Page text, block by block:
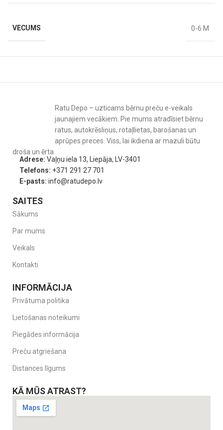
VECUMS 0-6 M
Ratu Depo – uzticams bērnu preču e-veikals
jaunajiem vecākiem. Pie mums atradīsiet bērnu
ratus, autokrēsliņus, rotaļlietas, barošanas un
aprūpes preces. Viss, lai ikdiena ar mazuli būtu
droša un ērta.
Adrese: Vaļņu iela 13, Liepāja, LV-3401
Telefons: +371 291 27 701
E-pasts: info@ratudepo.lv
SAITES
Sākums
Par mums
Veikals
Kontakti
INFORMĀCIJA
Privātuma politika
Lietošanas noteikumi
Piegādes informācija
Preču atgriešana
Distances līgums
KĀ MŪS ATRAST?